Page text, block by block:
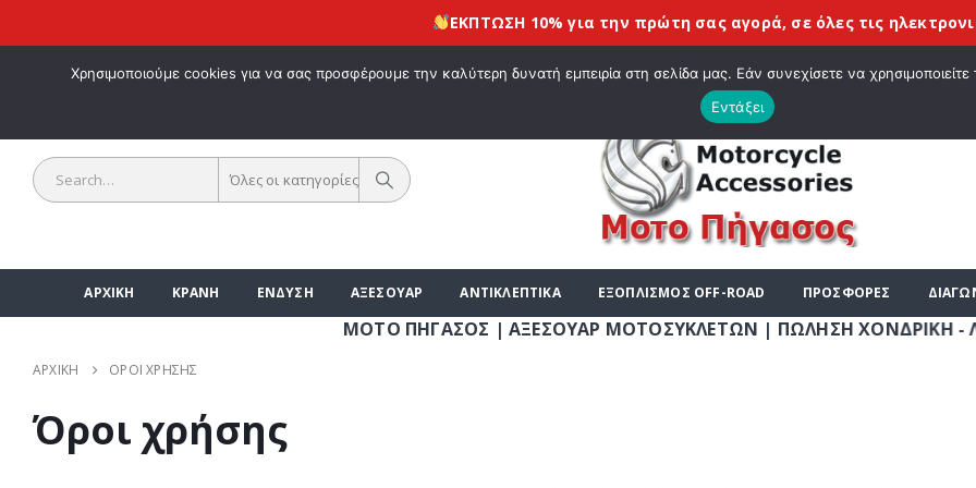
ΚΑΛΩΣ ΗΡΘΑΤΕ ΣΤΟ E-SHOP ΜΟΤΟ ΠΗΓΑΣΟΣ ! | ΣΧΕΤΙΚΆ ΜΕ ΕΜΆΣ BLOG ΛΊΣΤΑ
Όλες οι κατηγορίες
ΑΡΧΙΚΗ ΚΡΑΝΗ ΕΝΔΥΣΗ ΑΞΕΣΟΥΑΡ ΑΝΤΙΚΛΕΠΤΙΚΑ ΕΞΟΠΛΙΣΜΟΣ OFF-ROAD ΠΡΟΣΦΟΡΕΣ
ΜΟΤΟ ΠΗΓΑΣΟΣ | ΑΞΕΣΟΥΑΡ ΜΟΤΟΣΥΚΛΕΤΩΝ | ΠΩΛΗΣΗ ΧΟΝΔΡΙΚΗ - ΛΙΑΝΙΚΗ |
ΑΡΧΙΚΉ ΌΡΟΙ ΧΡΉΣΗΣ
Όροι χρήσης
ΕΚΠΤΩΣΗ 10% για την πρώτη σας αγορά, σε όλες τιςηλεκτρονικές
Χρησιμοποιούμε cookies για να σας προσφέρουμε την καλύτερη δυνατή εμπειρία στη σελίδα μας. Εάν συνεχίσετε να
Εντάξει